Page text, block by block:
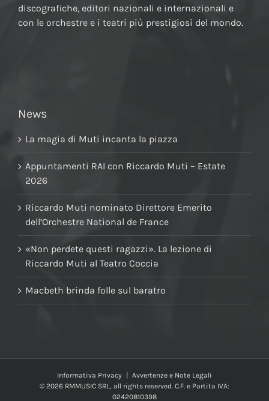
discografiche, editori nazionali e internazionali e
con le orchestre e i teatri più prestigiosi del mondo.
News
La magia di Muti incanta la piazza
Appuntamenti RAI con Riccardo Muti – Estate
2026
Riccardo Muti nominato Direttore Emerito
dell’Orchestre National de France
«Non perdete questi ragazzi». La lezione di
Riccardo Muti al Teatro Coccia
Macbeth brinda folle sul baratro
Informativa Privacy | Avvertenze e Note Legali
© 2026 RMMUSIC SRL, all rights reserved. C.F. e Partita IVA:
02420810398